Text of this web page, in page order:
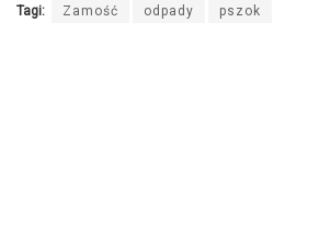
Tagi: Zamość odpady pszok